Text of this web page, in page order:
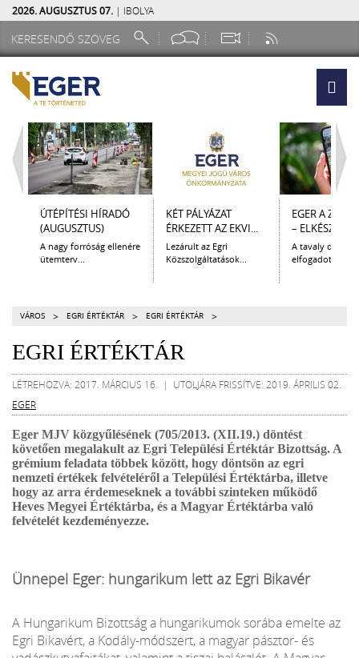
2026. AUGUSZTUS 07. | IBOLYA
ÚTÉPÍTÉSI HÍRADÓ
(AUGUSZTUS)
A nagy forróság ellenére
ütemterv...
KÉT PÁLYÁZAT
ÉRKEZETT AZ EKVI...
Lezárult az Egri
Közszolgáltatások...
EGER A
– ELKÉSZÜLT
A tavaly
elfogadott
VÁROS > EGRI ÉRTÉKTÁR > EGRI ÉRTÉKTÁR >
EGRI ÉRTÉKTÁR
LÉTREHOZVA: 2017. MÁRCIUS 16. | UTOLJÁRA FRISSÍTVE: 2019. ÁPRILIS 02.
EGER
Eger MJV közgyűlésének (705/2013. (XII.19.) döntést
követően megalakult az Egri Települési Értéktár Bizottság. A
grémium feladata többek között, hogy döntsön az egri
nemzeti értékek felvételéről a Települési Értéktárba, illetve
hogy az arra érdemeseknek a további szinteken működő
Heves Megyei Értéktárba, és a Magyar Értéktárba való
felvételét kezdeményezze.
Ünnepel Eger: hungarikum lett az Egri Bikavér
A Hungarikum Bizottság a hungarikumok sorába emelte az
Egri Bikavért, a Kodály-módszert, a magyar pásztor- és